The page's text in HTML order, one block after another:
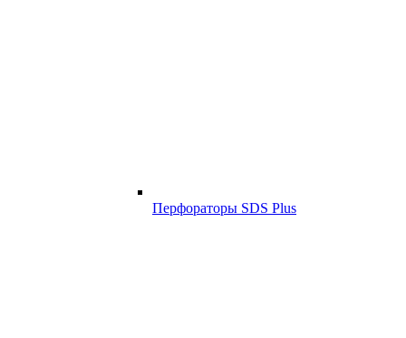
Перфораторы SDS Plus